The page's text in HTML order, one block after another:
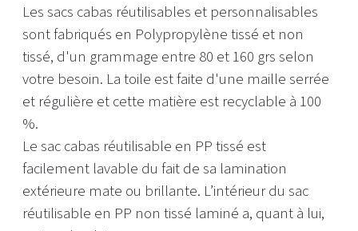
Les sacs cabas réutilisables et personnalisables
sont fabriqués en Polypropylène tissé et non
tissé, d'un grammage entre 80 et 160 grs selon
votre besoin. La toile est faite d'une maille serrée
et régulière et cette matière est recyclable à 100
%.
Le sac cabas réutilisable en PP tissé est
facilement lavable du fait de sa lamination
extérieure mate ou brillante. L’intérieur du sac
réutilisable en PP non tissé laminé a, quant à lui,